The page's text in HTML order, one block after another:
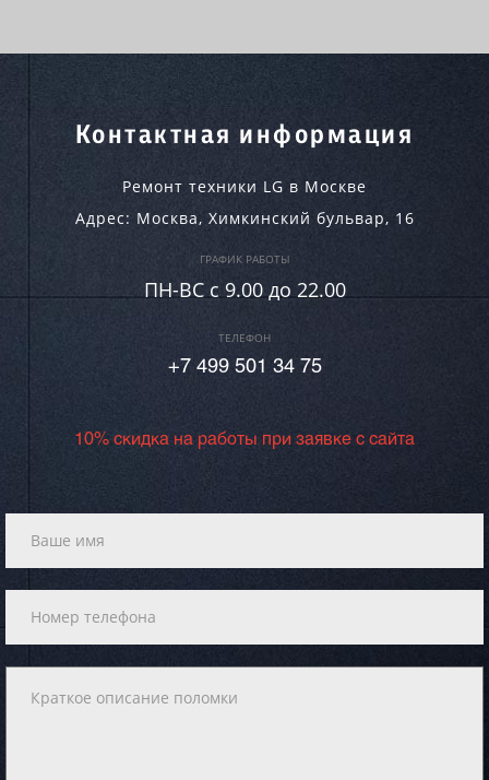
Контактная информация
Ремонт техники LG в Москве
Адрес: Москва, Химкинский бульвар, 16
ГРАФИК РАБОТЫ
ПН-ВC c 9.00 до 22.00
ТЕЛЕФОН
+7 499 501 34 75
10% скидка на работы при заявке с сайта